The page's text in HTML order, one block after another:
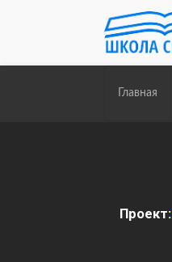
Главная
Проект: